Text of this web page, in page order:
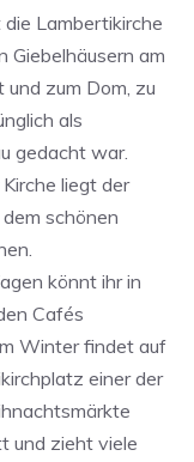
Lambertikirche
Giebelhäusern am
und zum Dom, zu
als
gedacht war.
liegt der
schönen
könnt ihr in
Cafés
Winter findet auf
einer der
und zieht viele